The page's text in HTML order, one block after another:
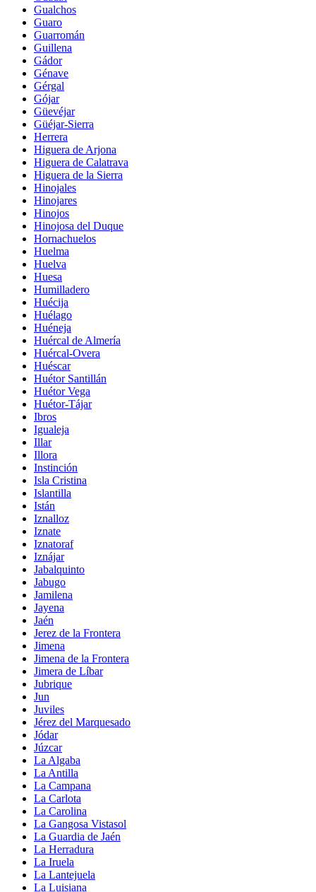
Gualchos
Guaro
Guarromán
Guillena
Gádor
Génave
Gérgal
Gójar
Güevéjar
Güéjar-Sierra
Herrera
Higuera de Arjona
Higuera de Calatrava
Higuera de la Sierra
Hinojales
Hinojares
Hinojos
Hinojosa del Duque
Hornachuelos
Huelma
Huelva
Huesa
Humilladero
Huécija
Huélago
Huéneja
Huércal de Almería
Huércal-Overa
Huéscar
Huétor Santillán
Huétor Vega
Huétor-Tájar
Ibros
Igualeja
Illar
Illora
Instinción
Isla Cristina
Islantilla
Istán
Iznalloz
Iznate
Iznatoraf
Iznájar
Jabalquinto
Jabugo
Jamilena
Jayena
Jaén
Jerez de la Frontera
Jimena
Jimena de la Frontera
Jimera de Líbar
Jubrique
Jun
Juviles
Jérez del Marquesado
Jódar
Júzcar
La Algaba
La Antilla
La Campana
La Carlota
La Carolina
La Gangosa Vistasol
La Guardia de Jaén
La Herradura
La Iruela
La Lantejuela
La Luisiana